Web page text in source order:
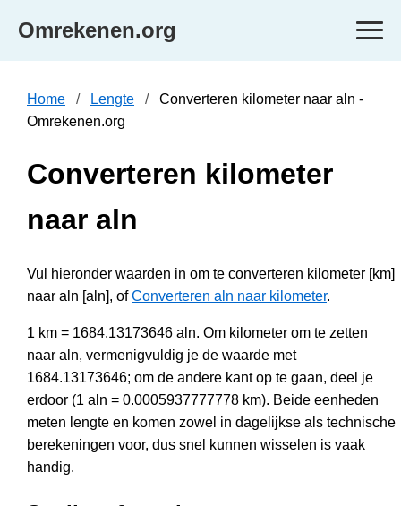
Omrekenen.org
Home Lengte
Converteren kilometer naar aln -
Omrekenen.org
Converteren kilometer
naar aln
Vul hieronder waarden in om te converteren kilometer [km]
naar aln [aln], ofConverteren aln naar kilometer.
1 km = 1684.13173646 aln. Om kilometer om te zetten
naar aln, vermenigvuldig je de waarde met
1684.13173646; om de andere kant op te gaan, deel je
erdoor (1 aln = 0.0005937777778 km). Beide eenheden
meten lengte en komen zowel in dagelijkse als technische
berekeningen voor, dus snel kunnen wisselen is vaak
handig.